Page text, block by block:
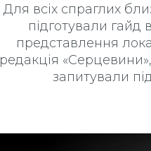
Для всіх спраглих
підготували гайд
представлення
редакція
запитували